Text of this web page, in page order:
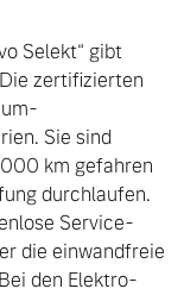
Selekt“ gibt
zertifizierten
Sie sind
km gefahren
durchlaufen.
Service-
die einwandfreie
den Elektro-